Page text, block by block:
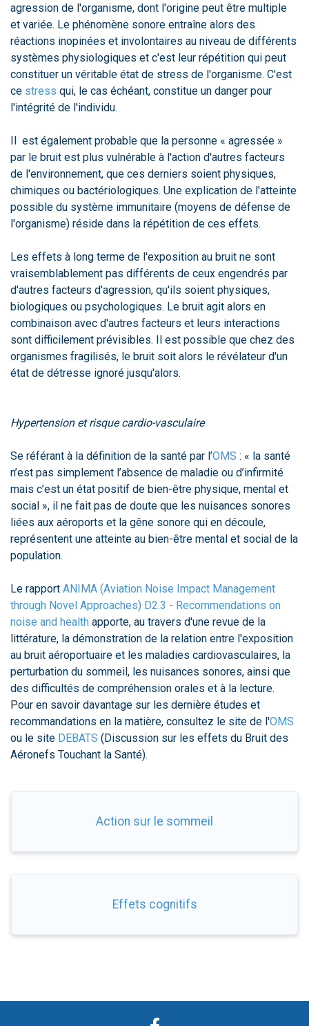
agression de l'organisme, dont l'origine peut être multiple
et variée. Le phénomène sonore entraîne alors des
réactions inopinées et involontaires au niveau de différents
systèmes physiologiques et c'est leur répétition qui peut
constituer un véritable état de stress de l'organisme. C'est
ce stress qui, le cas échéant, constitue un danger pour
l'intégrité de l'individu.
Il est également probable que la personne « agressée »
par le bruit est plus vulnérable à l'action d'autres facteurs
de l'environnement, que ces derniers soient physiques,
chimiques ou bactériologiques. Une explication de l'atteinte
possible du système immunitaire (moyens de défense de
l'organisme) réside dans la répétition de ces effets.
Les effets à long terme de l'exposition au bruit ne sont
vraisemblablement pas différents de ceux engendrés par
d'autres facteurs d'agression, qu'ils soient physiques,
biologiques ou psychologiques. Le bruit agit alors en
combinaison avec d'autres facteurs et leurs interactions
sont difficilement prévisibles. Il est possible que chez des
organismes fragilisés, le bruit soit alors le révélateur d'un
état de détresse ignoré jusqu'alors.
Hypertension et risque cardio-vasculaire
Se référant à la définition de la santé par l’OMS : « la santé
n’est pas simplement l’absence de maladie ou d’infirmité
mais c’est un état positif de bien-être physique, mental et
social », il ne fait pas de doute que les nuisances sonores
liées aux aéroports et la gêne sonore qui en découle,
représentent une atteinte au bien-être mental et social de la
population.
Le rapport ANIMA (Aviation Noise Impact Management
through Novel Approaches) D2.3 - Recommendations on
noise and health apporte, au travers d'une revue de la
littérature, la démonstration de la relation entre l'exposition
au bruit aéroportuaire et les maladies cardiovasculaires, la
perturbation du sommeil, les nuisances sonores, ainsi que
des difficultés de compréhension orales et à la lecture.
Pour en savoir davantage sur les dernière études et
recommandations en la matière, consultez le site de l'OMS
ou le site DEBATS (Discussion sur les effets du Bruit des
Aéronefs Touchant la Santé).
Action sur le sommeil
Effets cognitifs